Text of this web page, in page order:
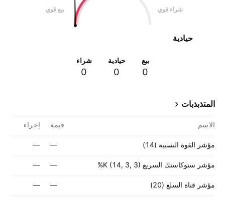
بيع قوي شراء قوي
حيادية
بيع
0
حيادية
0
شراء
0
المتذبذبات
الاسم قيمة إجراء
مؤشر القوة النسبية (14) —
—
مؤشر ستوكاستك السريع ‎%K (14, 3, 3)‎‎ —
—
مؤشر قناة السلع (20) —
—